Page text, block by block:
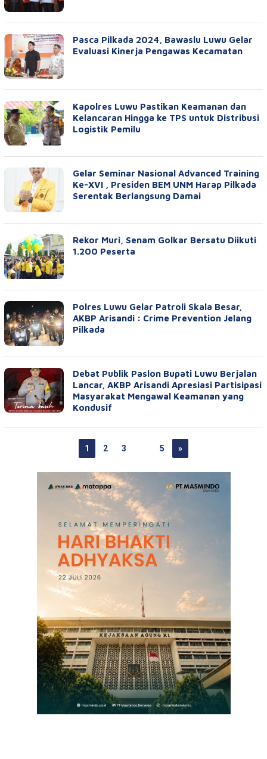
Pasca Pilkada 2024, Bawaslu Luwu Gelar
Evaluasi Kinerja Pengawas Kecamatan
Kapolres Luwu Pastikan Keamanan dan
Kelancaran Hingga ke TPS untuk Distribusi
Logistik Pemilu
Gelar Seminar Nasional Advanced Training
Ke-XVI , Presiden BEM UNM Harap Pilkada
Serentak Berlangsung Damai
Rekor Muri, Senam Golkar Bersatu Diikuti
1.200 Peserta
Polres Luwu Gelar Patroli Skala Besar,
AKBP Arisandi : Crime Prevention Jelang
Pilkada
Debat Publik Paslon Bupati Luwu Berjalan
Lancar, AKBP Arisandi Apresiasi Partisipasi
Masyarakat Mengawal Keamanan yang
Kondusif
1 2 3 5 »